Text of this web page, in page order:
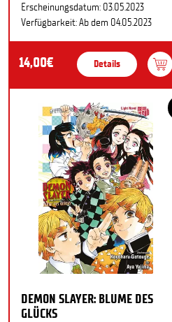
Erscheinungsdatum: 03.05.2023
Verfügbarkeit: Ab dem 04.05.2023
14,00€ Details
DEMON SLAYER: BLUME DES
GLÜCKS